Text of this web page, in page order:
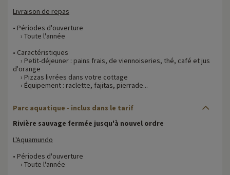
Livraison de repas
• Périodes d'ouverture
› Toute l'année
• Caractéristiques
› Petit-déjeuner : pains frais, de viennoiseries, thé, café et jus
d'orange
› Pizzas livrées dans votre cottage
› Équipement : raclette, fajitas, pierrade...
Parc aquatique - inclus dans le tarif
Rivière sauvage fermée jusqu'à nouvel ordre
L'Aquamundo
• Périodes d'ouverture
› Toute l'année